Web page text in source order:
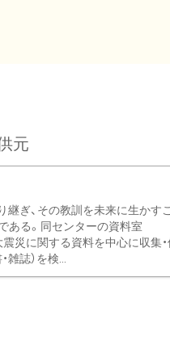
元
継ぎ、その教訓を未来に生かす
ある。同センターの資料室
に関する資料を中心に収集・
雑誌）を検...